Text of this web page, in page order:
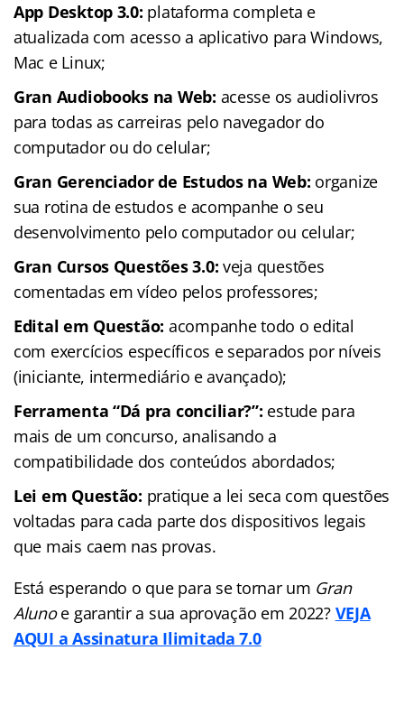
App Desktop 3.0: plataforma completa e
atualizada com acesso a aplicativo para Windows,
Mac e Linux;
Gran Audiobooks na Web: acesse os audiolivros
para todas as carreiras pelo navegador do
computador ou do celular;
Gran Gerenciador de Estudos na Web: organize
sua rotina de estudos e acompanhe o seu
desenvolvimento pelo computador ou celular;
Gran Cursos Questões 3.0: veja questões
comentadas em vídeo pelos professores;
Edital em Questão: acompanhe todo o edital
com exercícios específicos e separados por níveis
(iniciante, intermediário e avançado);
Ferramenta “Dá pra conciliar?”: estude para
mais de um concurso, analisando a
compatibilidade dos conteúdos abordados;
Lei em Questão: pratique a lei seca com questões
voltadas para cada parte dos dispositivos legais
que mais caem nas provas.
Está esperando o que para se tornar um Gran
Alunoe garantir a sua aprovação em 2022? VEJA
AQUI a Assinatura Ilimitada 7.0